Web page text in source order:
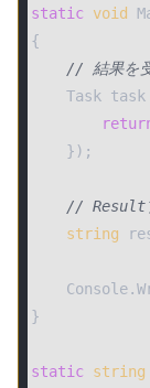
static void
{
// 結果を受
Task task
    });
// Result
string
}
static string